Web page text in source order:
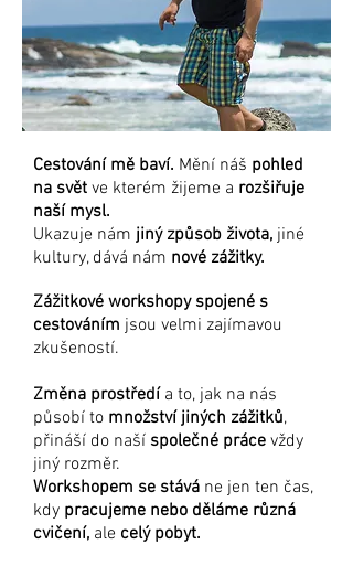
Cestování mě baví. Mění náš pohled
na svět ve kterém žijeme a rozšiřuje
naší mysl.
Ukazuje nám jiný způsob života, jiné
kultury, dává nám nové zážitky.
Zážitkové workshopy spojené s
cestováním jsou velmi zajímavou
zkušeností.
Změna prostředí a to, jak na nás
působí to množství jiných zážitků,
přináší do naší společné práce vždy
jiný rozměr.
Workshopem se stává ne jen ten čas,
kdy pracujeme nebo děláme různá
cvičení, ale celý pobyt.